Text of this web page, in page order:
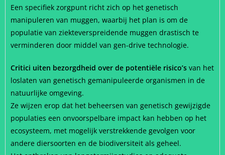
Een specifiek zorgpunt richt zich op het genetisch
manipuleren van muggen, waarbij het plan is om de
populatie van ziekteverspreidende muggen drastisch te
verminderen door middel van gen-drive technologie.
Critici uiten bezorgdheid over de potentiële risico’s van het
loslaten van genetisch gemanipuleerde organismen in de
natuurlijke omgeving.
Ze wijzen erop dat het beheersen van genetisch gewijzigde
populaties een onvoorspelbare impact kan hebben op het
ecosysteem, met mogelijk verstrekkende gevolgen voor
andere diersoorten en de biodiversiteit als geheel.